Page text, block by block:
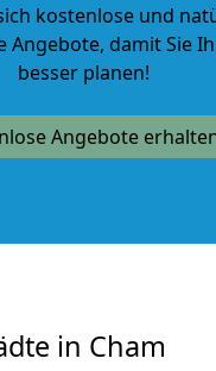
kostenlose und
Angebote, damit Sie
besser planen!
Angebote
in Cham